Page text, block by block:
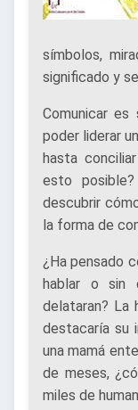
símbolos,
significado y
Comunicar
poder liderar
hasta
esto
descubrir
la forma de
¿Ha pensado
hablar o sin
delataran? La
destacaría su
una mamá
de meses,
miles de